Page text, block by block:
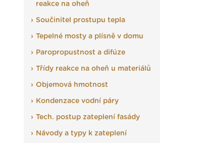
reakce na oheň
Součinitel prostupu tepla
Tepelné mosty a plísně v domu
Paropropustnost a difúze
Třídy reakce na oheň u materiálů
Objemová hmotnost
Kondenzace vodní páry
Tech. postup zateplení fasády
Návody a typy k zateplení